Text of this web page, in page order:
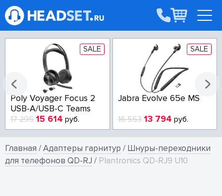
SALE
Poly Voyager Focus 2
USB-A/USB-C Teams
17 295 15 614 руб.
SALE
Jabra Evolve 65e MS
16 553 13 794 руб.
Главная /Адаптеры гарнитур / Шнуры-переходники
для телефонов QD-RJ / Plantronics QD-RJ9 U10